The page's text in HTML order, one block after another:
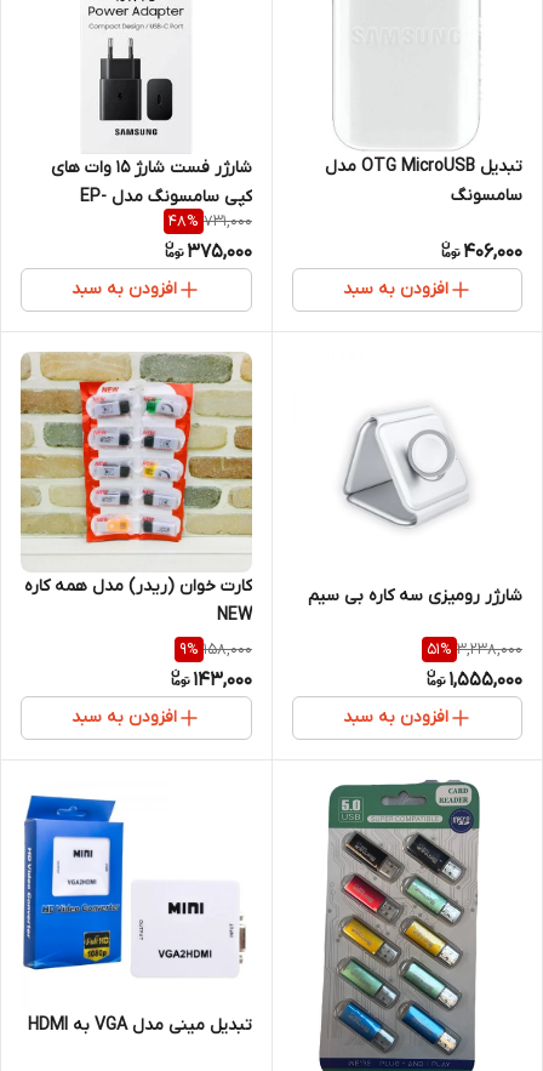
تبدیل OTG MicroUSB مدل
سامسونگ
406,000
افزودن به سبد
شارژر فست شارژ 15 وات های
کپی سامسونگ مدل EP-
T1510NBEGEU
731,000
48%
375,000
افزودن به سبد
شارژر رومیزی سه کاره بی سیم
3,238,000
51%
1,555,000
افزودن به سبد
کارت‌ خوان (ریدر) مدل همه کاره
NEW
158,000
9%
143,000
افزودن به سبد
تبدیل مینی مدل VGA به HDMI